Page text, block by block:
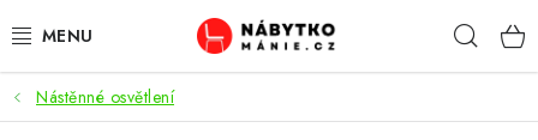
na
OBÝVACÍ POKOJ
Nástěnné osvětlení